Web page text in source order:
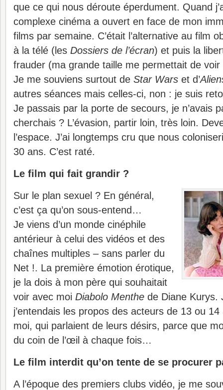
que ce qui nous déroute éperdument. Quand
complexe cinéma a ouvert en face de mon
films par semaine. C’était l’alternative au film
à la télé (les Dossiers de l’écran) et puis la
frauder (ma grande taille me permettait de voir
Je me souviens surtout de Star Wars et d’
autres séances mais celles-ci, non : je suis
Je passais par la porte de secours, je n’avais
cherchais ? L’évasion, partir loin, très loin.
l’espace. J’ai longtemps cru que nous
30 ans. C’est raté.
Le film qui fait grandir ?
Sur le plan sexuel ? En général,
c’est ça qu’on sous-entend…
Je viens d’un monde cinéphile
antérieur à celui des vidéos et des
chaînes multiples – sans parler du
Net !. La première émotion érotique,
je la dois à mon père qui souhaitait
voir avec moi Diabolo Menthe de Diane Kurys.
j’entendais les propos des acteurs de 13 ou
moi, qui parlaient de leurs désirs, parce que
du coin de l’œil à chaque fois…
Le film interdit qu’on tente de se procurer
A l’époque des premiers clubs vidéo, je me